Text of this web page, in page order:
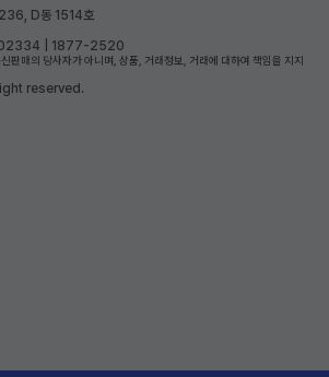
236, D동 1514호
02334 | 1877-2520
판매의 당사자가 아니며, 상품, 거래정보, 거래에 대하여 책임을 지지
reserved.